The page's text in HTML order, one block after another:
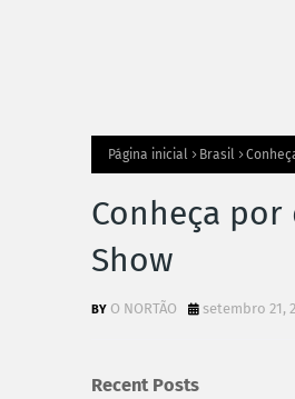
Página inicial Brasil
Conheça
Show
O NORTÃO setembro 21,
Recent Posts